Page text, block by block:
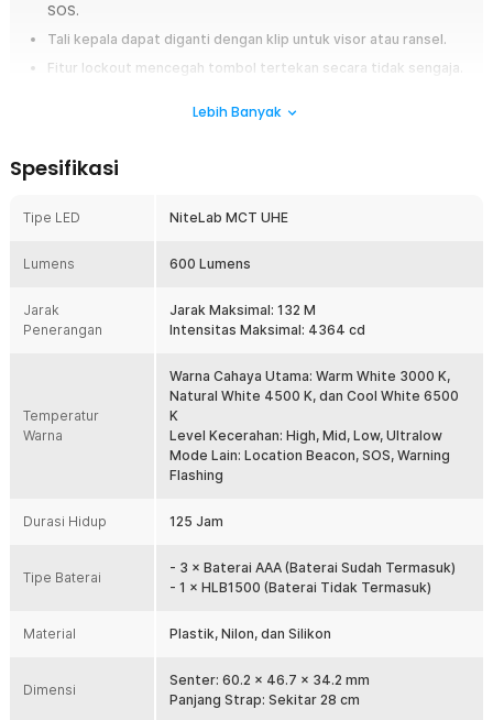
SOS.
Tali kepala dapat diganti dengan klip untuk visor atau ransel.
Fitur lockout mencegah tombol tertekan secara tidak sengaja.
Aktivitas outdoor membutuhkan headlamp LED yang ringan, nyaman, dan
NITECORE HA23 UHE hadir dengan output hingga 600 Lumens serta
pilihan 3 temperatur warna untuk berbagai kebutuhan aktivitas malam
kepala ini cocok digunakan untuk camping, hiking, trekking, jogging
penggunaannya semakin praktis untuk berbagai situasi outdoor.
Desain Ringan dan Multifungsi
NITECORE HA23 UHE dirancang dengan bobot ringan sehingga
nyaman digunakan dalam waktu lama tanpa membuat kepala cepat
lelah. Strap headlamp dapat dilepas dan diganti dengan clip yang
tersedia untuk dipasang pada visor topi atau tali ransel. Fleksibilitas
Menggunakan teknologi NiteLab MCT UHE LED, headlamp LED ini
mampu menghasilkan cahaya hingga 600 Lumens dengan jarak
aktivitas malam lainnya. Cahaya yang dihasilkan tetap nyaman di
3 Temperatur Warna untuk Berbagai Kondisi
Lebih Banyak
Spesifikasi
Tipe LED NiteLab MCT UHE
Lumens 600 Lumens
Jarak
Penerangan
Jarak Maksimal: 132 M
Intensitas Maksimal: 4364 cd
Temperatur
Warna
Warna Cahaya Utama: Warm White 3000 K,
Natural White 4500 K, dan Cool White 6500
K
Level Kecerahan: High, Mid, Low, Ultralow
Mode Lain: Location Beacon, SOS, Warning
Flashing
Durasi Hidup 125 Jam
Tipe Baterai
- 3 × Baterai AAA (Baterai Sudah Termasuk)
- 1 × HLB1500 (Baterai Tidak Termasuk)
Material Plastik, Nilon, dan Silikon
Dimensi
Senter: 60.2 x 46.7 x 34.2 mm
Panjang Strap: Sekitar 28 cm